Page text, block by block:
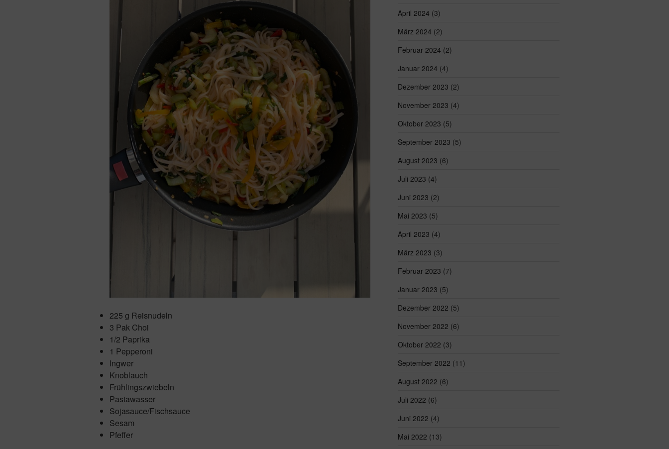
225 g Reisnudeln
3 Pak Choi
1/2 Paprika
1 Pepperoni
Ingwer
Knoblauch
Frühlingszwiebeln
Pastawasser
Sojasauce/Fischsauce
Sesam
Pfeffer
April 2024 (3)
März 2024 (2)
Februar 2024 (2)
Januar 2024 (4)
Dezember 2023 (2)
November 2023 (4)
Oktober 2023 (5)
September 2023 (5)
August 2023 (6)
Juli 2023 (4)
Juni 2023 (2)
Mai 2023 (5)
April 2023 (4)
März 2023 (3)
Februar 2023 (7)
Januar 2023 (5)
Dezember 2022 (5)
November 2022 (6)
Oktober 2022 (3)
September 2022 (11)
August 2022 (6)
Juli 2022 (6)
Juni 2022 (4)
Mai 2022 (13)